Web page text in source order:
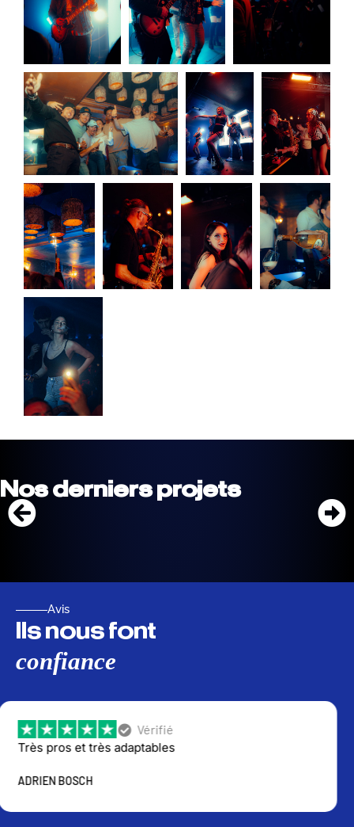
Nos derniers projets
Avis
Ils nous font
confiance
Vérifié
pros et très adaptables
BOSCH